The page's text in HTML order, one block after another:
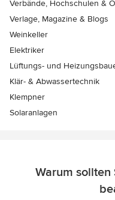
Verbände, Hochschulen &
Verlage, Magazine & Blogs
Weinkeller
Elektriker
Lüftungs- und
Klär- & Abwassertechnik
Klempner
Solaranlagen
Warum sollten